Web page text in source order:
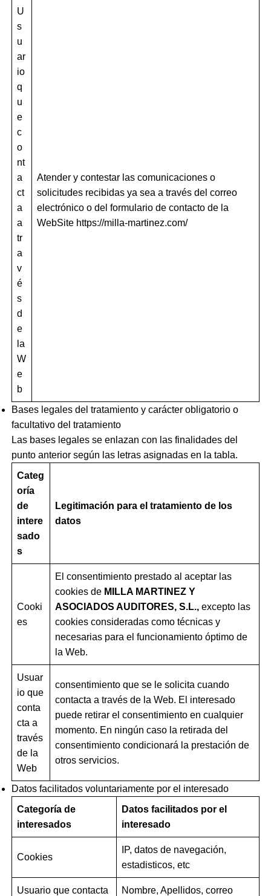
U
s
u
ar
io
q
u
e
c
o
nt
a
ct
a
a
tr
a
v
é
s
d
e
la
W
e
b
Atender y contestar las comunicaciones o
solicitudes recibidas ya sea a través del correo
electrónico o del formulario de contacto de la
WebSite https://milla-martinez.com/
Bases legales del tratamiento y carácter obligatorio o
facultativo del tratamiento
Las bases legales se enlazan con las finalidades del
punto anterior según las letras asignadas en la tabla.
Categ
oría
de
intere
sado
s
Legitimación para el tratamiento de los
datos
Cooki
es
El consentimiento prestado al aceptar las
cookies de MILLA MARTINEZ Y
ASOCIADOS AUDITORES, S.L., excepto las
cookies consideradas como técnicas y
necesarias para el funcionamiento óptimo de
la Web.
Usuar
io que
conta
cta a
través
de la
Web
consentimiento que se le solicita cuando
contacta a través de la Web. El interesado
puede retirar el consentimiento en cualquier
momento. En ningún caso la retirada del
consentimiento condicionará la prestación de
otros servicios.
Datos facilitados voluntariamente por el interesado
Categoría de
interesados
Datos facilitados por el
interesado
Cookies
IP, datos de navegación,
estadisticos, etc
Usuario que contacta
Nombre, Apellidos, correo